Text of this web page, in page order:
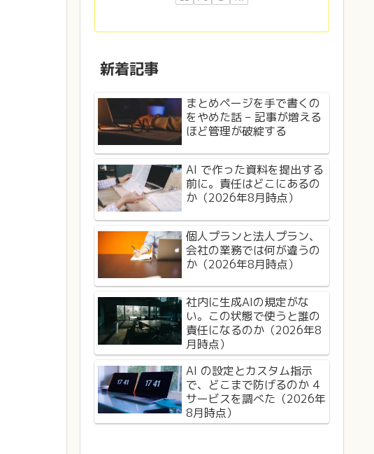
新着記事
まとめページを手で書くの
をやめた話 – 記事が増える
ほど管理が破綻する
AI で作った資料を提出する
前に。責任はどこにあるの
か（2026年8月時点）
個人プランと法人プラン、
会社の業務では何が違うの
か（2026年8月時点）
社内に生成AIの規定がな
い。この状態で使うと誰の
責任になるのか（2026年8
月時点）
AI の設定とカスタム指示
で、どこまで防げるのか 4
サービスを調べた（2026年
8月時点）